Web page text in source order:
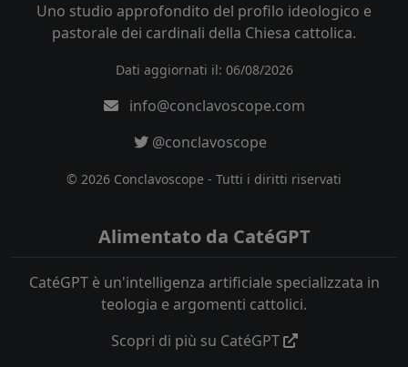
Uno studio approfondito del profilo ideologico e
pastorale dei cardinali della Chiesa cattolica.
Dati aggiornati il: 06/08/2026
info@conclavoscope.com
@conclavoscope
© 2026 Conclavoscope - Tutti i diritti riservati
Alimentato da CatéGPT
CatéGPT è un'intelligenza artificiale specializzata in
teologia e argomenti cattolici.
Scopri di più su CatéGPT